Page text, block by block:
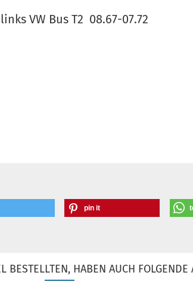
VW Bus T2 08.67-07.72
pin it
BESTELLTEN, HABEN AUCH FOLGENDE